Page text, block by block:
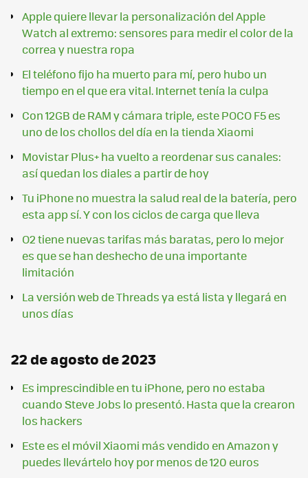
Apple quiere llevar la personalización del Apple
Watch al extremo: sensores para medir el color de la
correa y nuestra ropa
El teléfono fijo ha muerto para mí, pero hubo un
tiempo en el que era vital. Internet tenía la culpa
Con 12GB de RAM y cámara triple, este POCO F5 es
uno de los chollos del día en la tienda Xiaomi
Movistar Plus+ ha vuelto a reordenar sus canales:
así quedan los diales a partir de hoy
Tu iPhone no muestra la salud real de la batería, pero
esta app sí. Y con los ciclos de carga que lleva
O2 tiene nuevas tarifas más baratas, pero lo mejor
es que se han deshecho de una importante
limitación
La versión web de Threads ya está lista y llegará en
unos días
22 de agosto de 2023
Es imprescindible en tu iPhone, pero no estaba
cuando Steve Jobs lo presentó. Hasta que la crearon
los hackers
Este es el móvil Xiaomi más vendido en Amazon y
puedes llevártelo hoy por menos de 120 euros